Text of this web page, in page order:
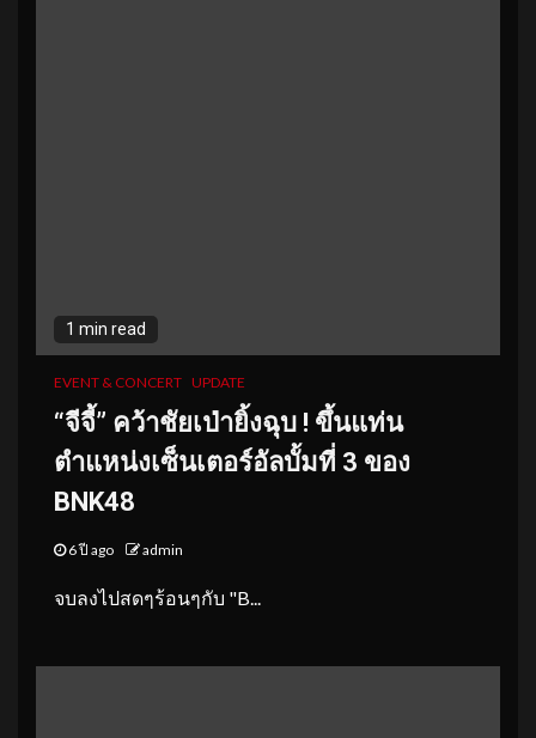
1 min read
EVENT & CONCERT UPDATE
“จีจี้” คว้าชัยเป่ายิ้งฉุบ ! ขึ้นแท่น
ตำแหน่งเซ็นเตอร์อัลบั้มที่ 3 ของ
BNK48
6 ปี ago admin
จบลงไปสดๆร้อนๆกับ "B...